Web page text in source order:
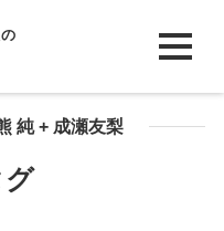
純 + 成瀬友梨
グ